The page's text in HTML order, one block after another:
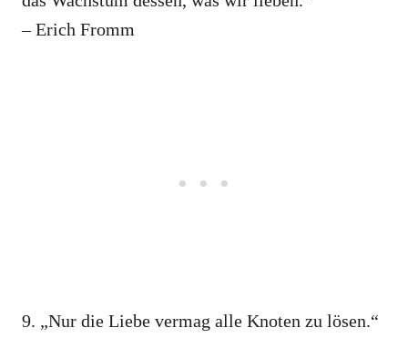
– Erich Fromm
9. „Nur die Liebe vermag alle Knoten zu lösen.“